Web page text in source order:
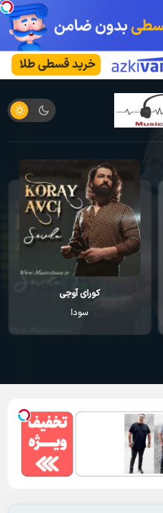
کورای آوجی
سودا